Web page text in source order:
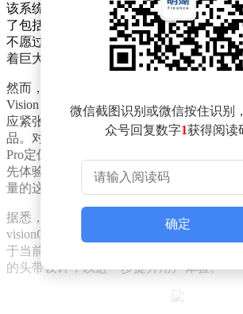
该系统还专为企业用户推出了全新的API
了包括CAE在内的众多客户的广泛好评。
不愿过多透露visionOS的未来发展蓝图，
着巨大的潜力，苹果将持续投入并寄予厚
然而，与之相对的是，搭载visionOS 26的
Vision Pro，由于其采用的4K micro OLED
应紧张，导致起售价高达3500美元，难以
品。对此，库克早在去年就向《华尔街日
Pro定位为一款面向早期采用者的产品，
先体验未来科技的消费者。令人欣慰的是
量的这类消费者群体，他们的热情令人振
据悉，苹果即将推出Vision Pro有史以来
visionOS 26，并将于今年晚些时候用更先
于当前的M2芯片）对Vision Pro进行升级
的头带设计，以进一步提升用户体验。
微信截图识别或微信按住识别
众号回复数字1获得阅读
确定